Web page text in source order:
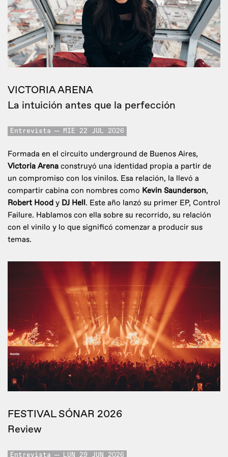
VICTORIA ARENA
La intuición antes que la perfección
Entrevista MIE 22 JUL 2026
Formada en el circuito underground de Buenos Aires,
Victoria Arena construyó una identidad propia a partir de
un compromiso con los vinilos. Esa relación, la llevó a
compartir cabina con nombres como Kevin Saunderson,
Robert Hood y DJ Hell. Este año lanzó su primer EP, Control
Failure. Hablamos con ella sobre su recorrido, su relación
con el vinilo y lo que significó comenzar a producir sus
temas.
FESTIVAL SÓNAR 2026
Review
Entrevista LUN 29 JUN 2026